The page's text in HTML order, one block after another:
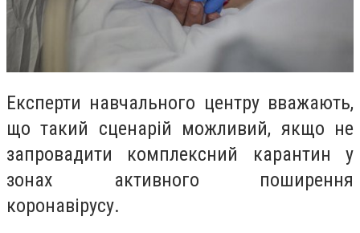
Експерти навчального центру вважають,
що такий сценарій можливий, якщо не
запровадити комплексний карантин у
зонах активного поширення
коронавірусу.